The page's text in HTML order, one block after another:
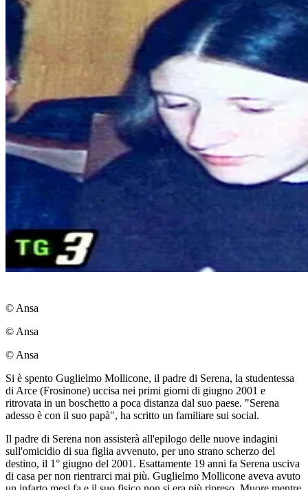
© Ansa
© Ansa
© Ansa
Si è spento Guglielmo Mollicone, il padre di Serena, la studentessa
di Arce (Frosinone) uccisa nei primi giorni di giugno 2001 e
ritrovata in un boschetto a poca distanza dal suo paese. "Serena
adesso è con il suo papà", ha scritto un familiare sui social.
Il padre di Serena non assisterà all'epilogo delle nuove indagini
sull'omicidio di sua figlia avvenuto, per uno strano scherzo del
destino, il 1° giugno del 2001. Esattamente 19 anni fa Serena usciva
di casa per non rientrarci mai più. Guglielmo Mollicone aveva avuto